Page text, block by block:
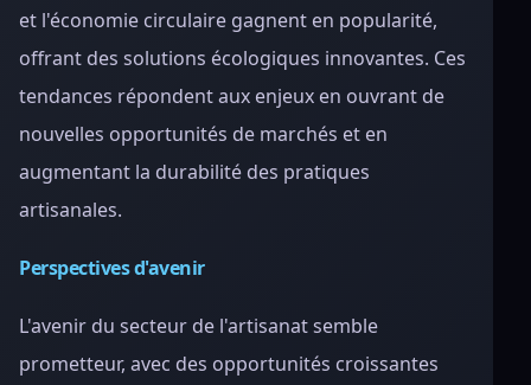
et l'économie circulaire gagnent en popularité,
offrant des solutions écologiques innovantes. Ces
tendances répondent aux enjeux en ouvrant de
nouvelles opportunités de marchés et en
augmentant la durabilité des pratiques
artisanales.
Perspectives d'avenir
L'avenir du secteur de l'artisanat semble
prometteur, avec des opportunités croissantes